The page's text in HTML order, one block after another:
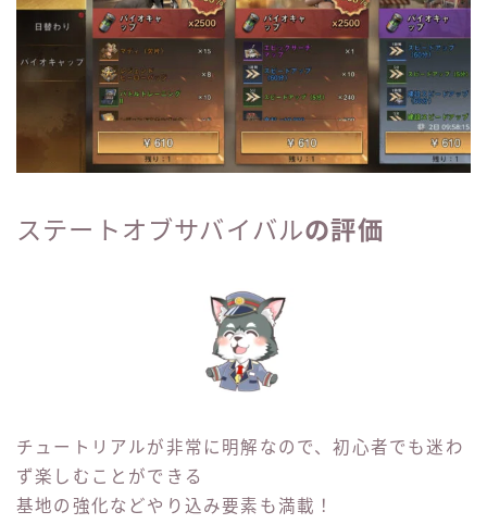
ステートオブサバイバルの評価
チュートリアルが非常に明解なので、初心者でも迷わ
ず楽しむことができる
基地の強化などやり込み要素も満載！